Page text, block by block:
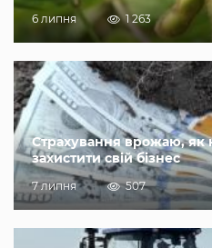
6 липня 1 263
Страхування врожаю, як
захистити свій бізнес
7 липня 507